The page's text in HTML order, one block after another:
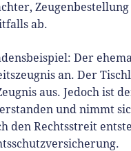
ab.
Der
an. Der
aus. Jedoch ist
und nimmt
den Rechtsstreit